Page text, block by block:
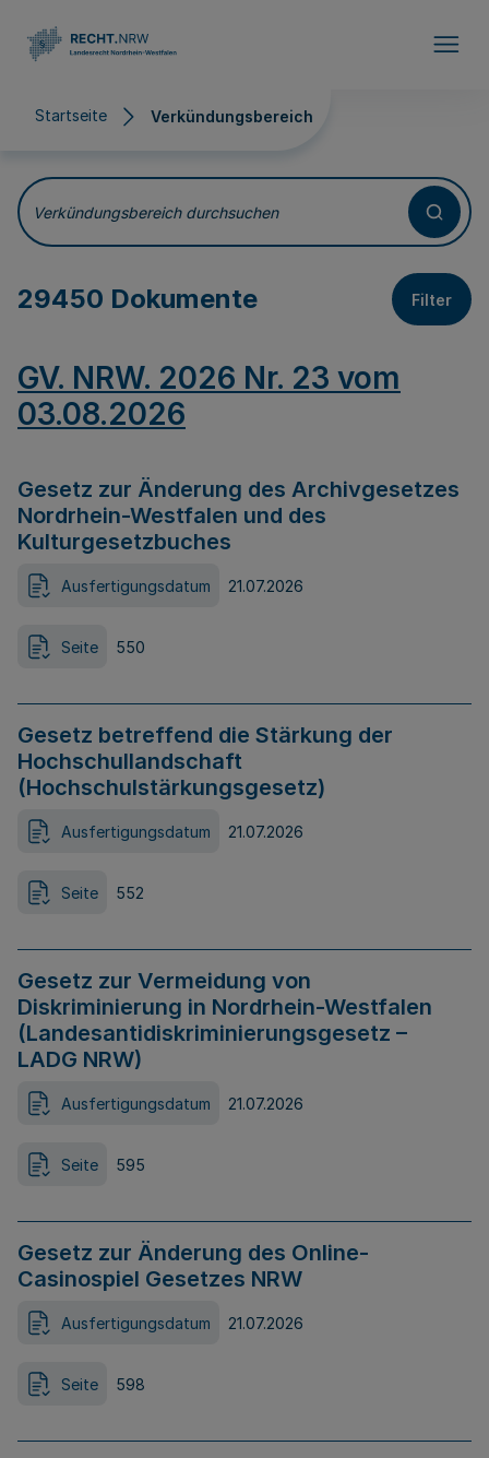
Startseite Verkündungsbereich
Verkündungsbereich
Verkündungsbereich durchsuchen
29450 Dokumente Filter
GV. NRW. 2026 Nr. 23 vom
03.08.2026
Gesetz zur Änderung des Archivgesetzes
Nordrhein-Westfalen und des
Kulturgesetzbuches
Ausfertigungsdatum 21.07.2026
Seite 550
Gesetz betreffend die Stärkung der
Hochschullandschaft
(Hochschulstärkungsgesetz)
Ausfertigungsdatum 21.07.2026
Seite 552
Gesetz zur Vermeidung von
Diskriminierung in Nordrhein-Westfalen
(Landesantidiskriminierungsgesetz –
LADG NRW)
Ausfertigungsdatum 21.07.2026
Seite 595
Gesetz zur Änderung des Online-
Casinospiel Gesetzes NRW
Ausfertigungsdatum 21.07.2026
Seite 598